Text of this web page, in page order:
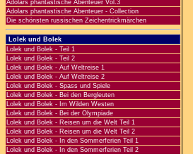
Adolars phantastische Abenteuer Vol.3
Adolars phantastische Abenteuer - Collection
Die schönsten russischen Zeichentrickmärchen
Lolek und Bolek
Lolek und Bolek - Teil 1
Lolek und Bolek - Teil 2
Lolek und Bolek - Auf Weltreise 1
Lolek und Bolek - Auf Weltreise 2
Lolek und Bolek - Spass und Spiele
Lolek und Bolek - Bei den Bergleuten
Lolek und Bolek - Im Wilden Westen
Lolek und Bolek - Bei der Olympiade
Lolek und Bolek - Reisen um die Welt Teil 1
Lolek und Bolek - Reisen um die Welt Teil 2
Lolek und Bolek - In den Sommerferien Teil 1
Lolek und Bolek - In den Sommerferien Teil 2